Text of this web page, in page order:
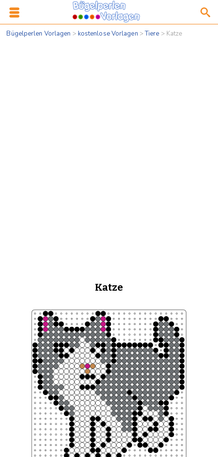
Bügelperlen Vorlagen > kostenlose Vorlagen >Tiere > Katze
Katze